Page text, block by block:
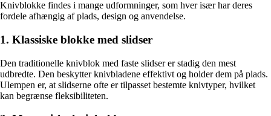
Knivblokke findes i mange udformninger, som hver især har deres
fordele afhængig af plads, design og anvendelse.
1. Klassiske blokke med slidser
Den traditionelle knivblok med faste slidser er stadig den mest
udbredte. Den beskytter knivbladene effektivt og holder dem på plads.
Ulempen er, at slidserne ofte er tilpasset bestemte knivtyper, hvilket
kan begrænse fleksibiliteten.